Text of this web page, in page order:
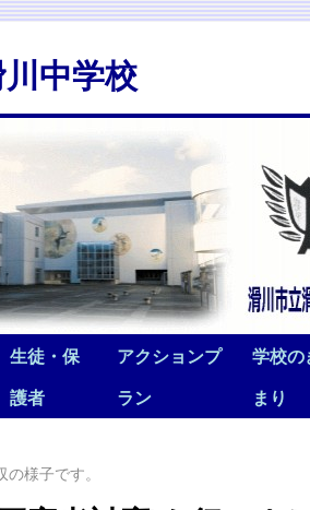
中学校
生徒・保
護者
アクションプ
ラン
学校の
まり
様子です。